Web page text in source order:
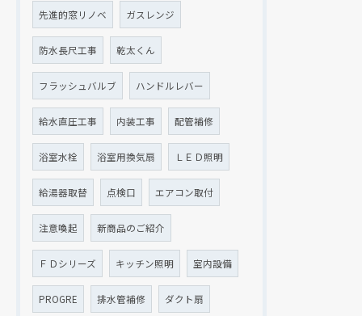
先進的窓リノベ ガスレンジ
防水長尺工事 乾太くん
フラッシュバルブ ハンドルレバー
給水直圧工事 内装工事 配管補修
浴室水栓 浴室用換気扇 ＬＥＤ照明
給湯器取替 点検口 エアコン取付
注意喚起 新商品のご紹介
ＦＤシリーズ キッチン照明 室内設備
PROGRE 排水管補修 ダクト扇